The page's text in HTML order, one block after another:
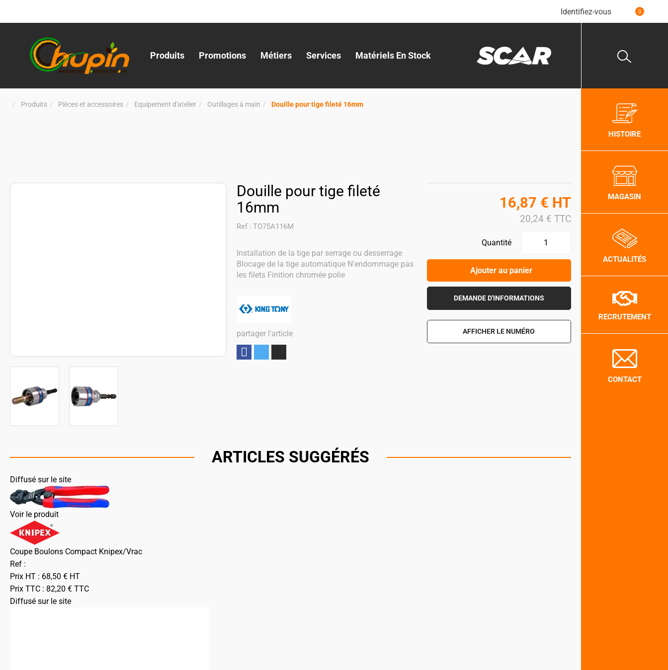
Identifiez-vous 0
Produits Promotions Métiers Services Matériels En Stock
Produits Pièces et accessoires Equipement d'atelier Outillages à main Douille pour tige fileté 16mm
Douille pour tige fileté
16mm
Ref : TO75A116M
partager l'article
Installation de la tige par serrage ou desserrage
Blocage de la tige automatique N'endommage pas
les filets Finition chromée polie
16,87 € HT
20,24 € TTC
Quantité
Ajouter au panier
DEMANDE D'INFORMATIONS
AFFICHER LE NUMÉRO
ARTICLES SUGGÉRÉS
Diffusé sur le site
Voir le produit
Coupe Boulons Compact Knipex/Vrac
Ref :
Prix HT : 68,50 € HT
Prix TTC : 82,20 € TTC
Diffusé sur le site
HISTOIRE
MAGASIN
ACTUALITÉS
RECRUTEMENT
CONTACT